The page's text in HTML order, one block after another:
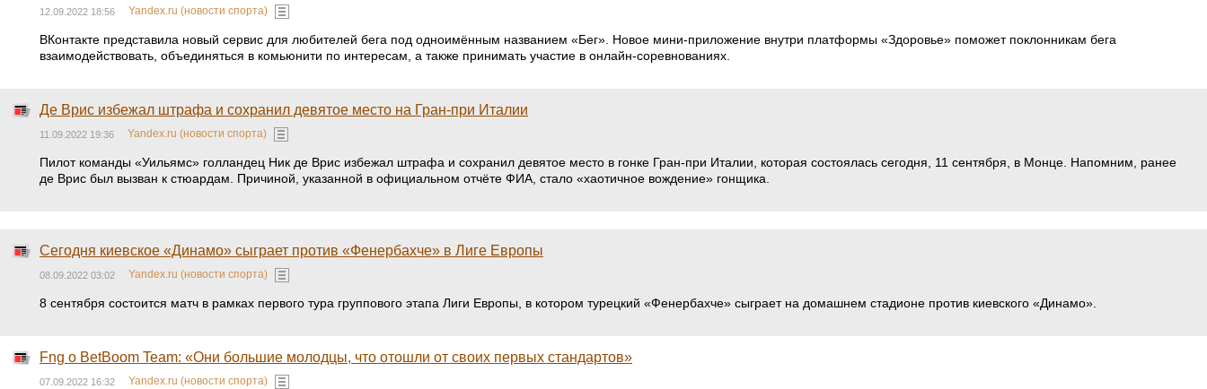
12.09.2022 18:56 Yandex.ru (новости спорта)
ВКонтакте представила новый сервис для любителей бега под одноимённым названием «Бег». Новое мини-приложение внутри платформы «Здоровье» поможет поклонникам бега
взаимодействовать, объединяться в комьюнити по интересам, а также принимать участие в онлайн-соревнованиях.
Де Врис избежал штрафа и сохранил девятое место на Гран-при Италии
11.09.2022 19:36 Yandex.ru (новости спорта)
Пилот команды «Уильямс» голландец Ник де Врис избежал штрафа и сохранил девятое место в гонке Гран-при Италии, которая состоялась сегодня, 11 сентября, в Монце. Напомним, ранее
де Врис был вызван к стюардам. Причиной, указанной в официальном отчёте ФИА, стало «хаотичное вождение» гонщика.
Сегодня киевское «Динамо» сыграет против «Фенербахче» в Лиге Европы
08.09.2022 03:02 Yandex.ru (новости спорта)
8 сентября состоится матч в рамках первого тура группового этапа Лиги Европы, в котором турецкий «Фенербахче» сыграет на домашнем стадионе против киевского «Динамо».
Fng о BetBoom Team: «Они большие молодцы, что отошли от своих первых стандартов»
07.09.2022 16:32 Yandex.ru (новости спорта)